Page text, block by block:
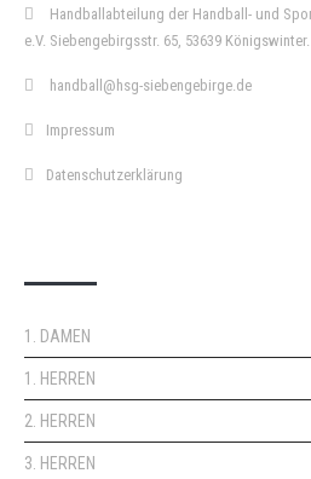
Handballabteilung der Handball- und
e.V. Siebengebirgsstr. 65, 53639 Königswinter.
handball@hsg-siebengebirge.de
Impressum
Datenschutzerklärung
1. DAMEN
1. HERREN
2. HERREN
3. HERREN